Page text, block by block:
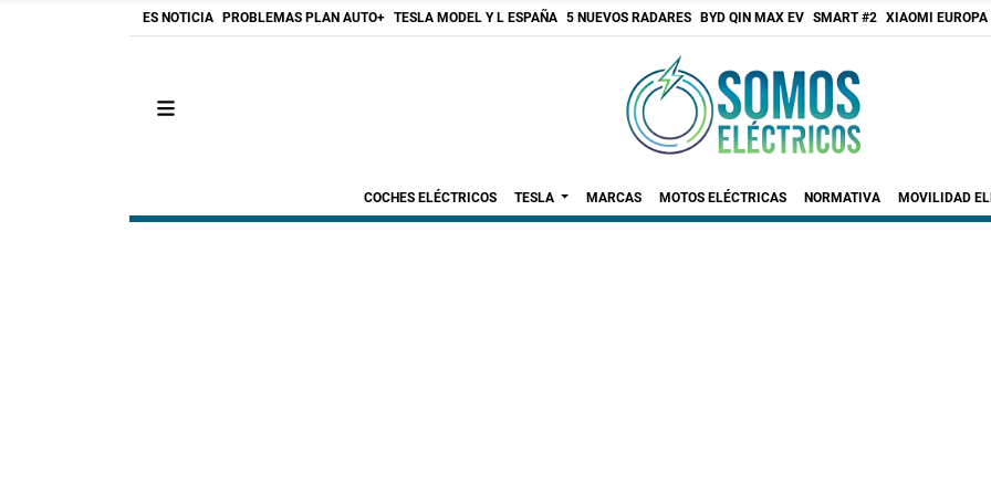
ES NOTICIA PROBLEMAS PLAN AUTO+ TESLA MODEL Y L ESPAÑA 5 NUEVOS RADARES BYD QIN MAX EV SMART #2 XIAOMI EUROPA
COCHES ELÉCTRICOS TESLA MARCAS MOTOS ELÉCTRICAS NORMATIVA MOVILIDAD